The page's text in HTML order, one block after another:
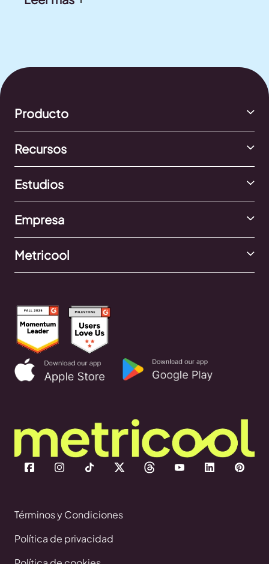
Producto
Recursos
Estudios
Empresa
Metricool
Términos y Condiciones
Política de privacidad